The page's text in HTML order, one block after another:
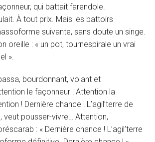
qui battait farendole.
À tout prix. Mais les battoirs
suivante, sans doute un singe.
oreille : « un pot, tournespirale un vrai
».
bourdonnant, volant et
le façonneur ! Attention la
! Dernière chance ! L’agil’terre de
veut pousser-vivre… Attention,
: « Dernière chance ! L’agil’terre